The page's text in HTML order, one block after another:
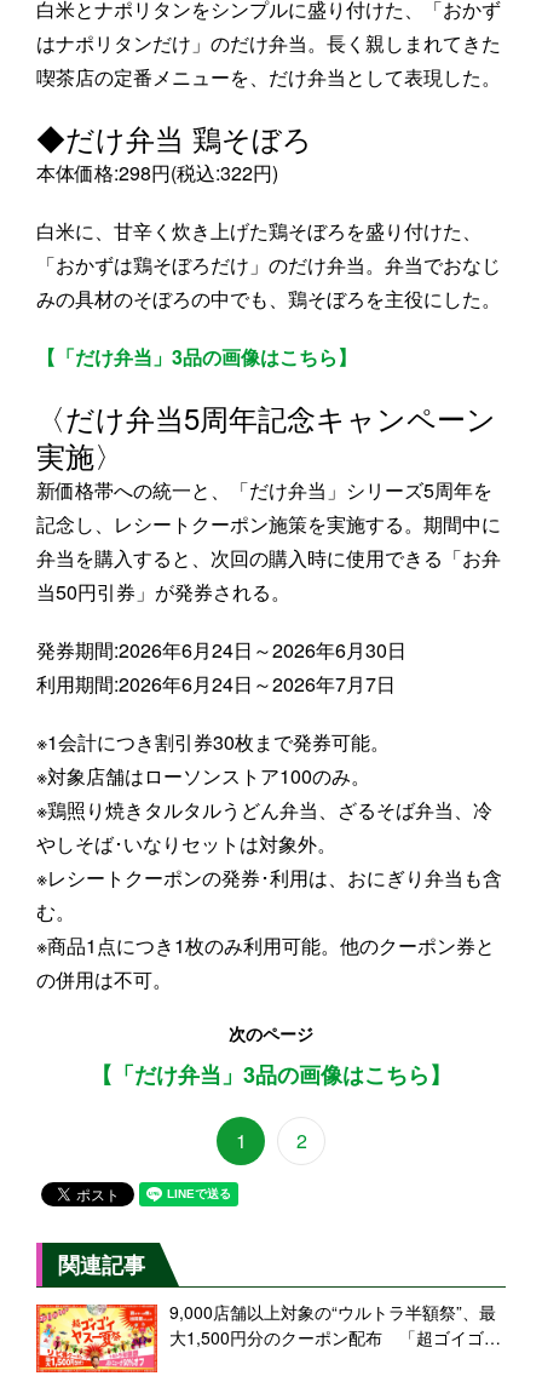
白米とナポリタンをシンプルに盛り付けた、「おかず
はナポリタンだけ」のだけ弁当。長く親しまれてきた
喫茶店の定番メニューを、だけ弁当として表現した。
◆だけ弁当 鶏そぼろ
本体価格:298円(税込:322円)
白米に、甘辛く炊き上げた鶏そぼろを盛り付けた、
「おかずは鶏そぼろだけ」のだけ弁当。弁当でおなじ
みの具材のそぼろの中でも、鶏そぼろを主役にした。
【「だけ弁当」3品の画像はこちら】
〈だけ弁当5周年記念キャンペーン
実施〉
新価格帯への統一と、「だけ弁当」シリーズ5周年を
記念し、レシートクーポン施策を実施する。期間中に
弁当を購入すると、次回の購入時に使用できる「お弁
当50円引券」が発券される。
発券期間:2026年6月24日～2026年6月30日
利用期間:2026年6月24日～2026年7月7日
※1会計につき割引券30枚まで発券可能。
※対象店舗はローソンストア100のみ。
※鶏照り焼きタルタルうどん弁当、ざるそば弁当、冷
やしそば･いなりセットは対象外。
※レシートクーポンの発券･利用は、おにぎり弁当も含
む。
※商品1点につき1枚のみ利用可能。他のクーポン券と
の併用は不可。
次のページ
【「だけ弁当」3品の画像はこちら】
1 2
関連記事
9,000店舗以上対象の“ウルトラ半額祭”、最
大1,500円分のクーポン配布 「超ゴイゴイ